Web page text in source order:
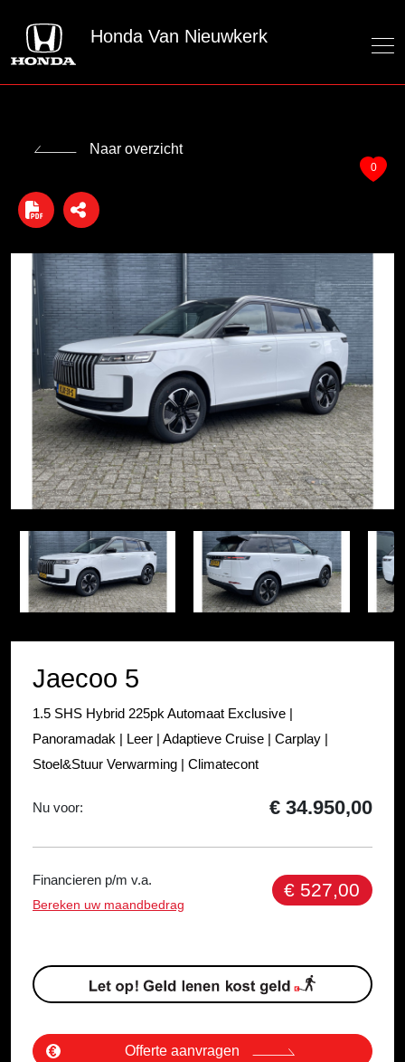
Honda Van Nieuwkerk
Naar overzicht
Item
37
Item
1
Jaecoo 5
1.5 SHS Hybrid 225pk Automaat Exclusive |
Panoramadak | Leer | Adaptieve Cruise | Carplay |
Stoel&Stuur Verwarming | Climatecont
Nu voor: € 34.950,00
Financieren p/m v.a. € 527,00
Bereken uw maandbedrag
Offerte aanvragen
0